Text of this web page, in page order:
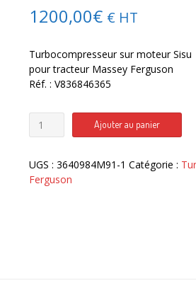
1200,00€ € HT
Turbocompresseur sur moteur Sisu
pour tracteur Massey Ferguson
Réf. : V836846365
quantité
de
turbo
moteur
Ajouter au panier
UGS : 3640984M91-1 Catégorie :
Ferguson